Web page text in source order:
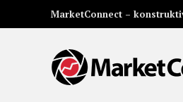
MarketConnect –